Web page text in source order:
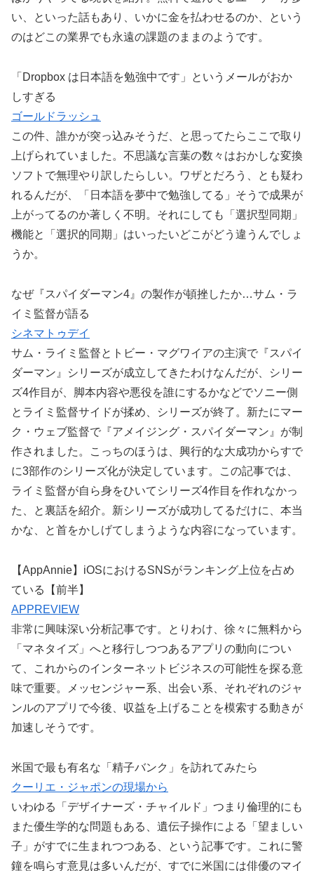
い、といった話もあり、いかに金を払わせるのか、という
のはどこの業界でも永遠の課題のままのようです。
「Dropbox は日本語を勉強中です」というメールがおか
しすぎる
ゴールドラッシュ
この件、誰かが突っ込みそうだ、と思ってたらここで取り
上げられていました。不思議な言葉の数々はおかしな変換
ソフトで無理やり訳したらしい。ワザとだろう、とも疑わ
れるんだが、「日本語を夢中で勉強してる」そうで成果が
上がってるのか著しく不明。それにしても「選択型同期」
機能と「選択的同期」はいったいどこがどう違うんでしょ
うか。
なぜ『スパイダーマン4』の製作が頓挫したか…サム・ラ
イミ監督が語る
シネマトゥデイ
サム・ライミ監督とトビー・マグワイアの主演で『スパイ
ダーマン』シリーズが成立してきたわけなんだが、シリー
ズ4作目が、脚本内容や悪役を誰にするかなどでソニー側
とライミ監督サイドが揉め、シリーズが終了。新たにマー
ク・ウェブ監督で『アメイジング・スパイダーマン』が制
作されました。こっちのほうは、興行的な大成功からすで
に3部作のシリーズ化が決定しています。この記事では、
ライミ監督が自ら身をひいてシリーズ4作目を作れなかっ
た、と裏話を紹介。新シリーズが成功してるだけに、本当
かな、と首をかしげてしまうような内容になっています。
【AppAnnie】iOSにおけるSNSがランキング上位を占め
ている【前半】
APPREVIEW
非常に興味深い分析記事です。とりわけ、徐々に無料から
「マネタイズ」へと移行しつつあるアプリの動向につい
て、これからのインターネットビジネスの可能性を探る意
味で重要。メッセンジャー系、出会い系、それぞれのジャ
ンルのアプリで今後、収益を上げることを模索する動きが
加速しそうです。
米国で最も有名な「精子バンク」を訪れてみたら
クーリエ・ジャポンの現場から
いわゆる「デザイナーズ・チャイルド」つまり倫理的にも
また優生学的な問題もある、遺伝子操作による「望ましい
子」がすでに生まれつつある、という記事です。これに警
鐘を鳴らす意見は多いんだが、すでに米国には俳優のマイ